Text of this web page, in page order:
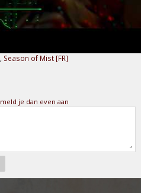
Season of Mist [FR]
meld je dan even aan